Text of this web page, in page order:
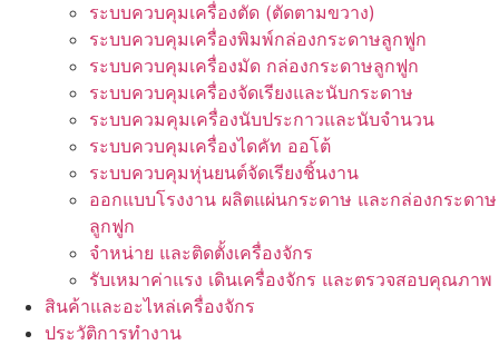
ระบบควบคุมเครื่องตัด (ตัดตามขวาง)
ระบบควบคุมเครื่องพิมพ์กล่องกระดาษลูกฟูก
ระบบควบคุมเครื่องมัด กล่องกระดาษลูกฟูก
ระบบควบคุมเครื่องจัดเรียงและนับกระดาษ
ระบบควมคุมเครื่องนับประกาวและนับจำนวน
ระบบควบคุมเครื่องไดคัท ออโต้
ระบบควบคุมหุ่นยนต์จัดเรียงชิ้นงาน
ออกแบบโรงงาน ผลิตแผ่นกระดาษ และกล่องกระดาษ
ลูกฟูก
จำหน่าย และติดตั้งเครื่องจักร
รับเหมาค่าแรง เดินเครื่องจักร และตรวจสอบคุณภาพ
สินค้าและอะไหล่เครื่องจักร
ประวัติการทำงาน